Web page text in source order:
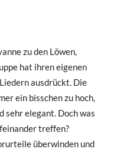
zu den Löwen,
hat ihren eigenen
ausdrückt. Die
ein bisschen zu hoch,
sehr elegant. Doch was
treffen?
überwinden und